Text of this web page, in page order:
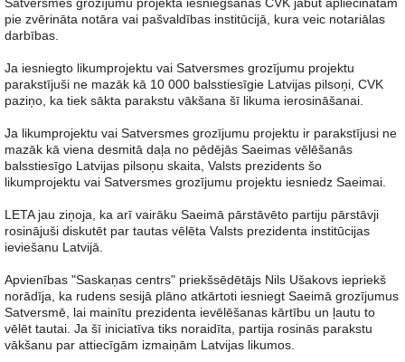
pie zvērināta notāra vai pašvaldības institūcijā, kura veic notariālas
darbības.
Ja iesniegto likumprojektu vai Satversmes grozījumu projektu
parakstījuši ne mazāk kā 10 000 balsstiesīgie Latvijas pilsoņi, CVK
paziņo, ka tiek sākta parakstu vākšana šī likuma ierosināšanai.
Ja likumprojektu vai Satversmes grozījumu projektu ir parakstījusi ne
mazāk kā viena desmitā daļa no pēdējās Saeimas vēlēšanās
balsstiesīgo Latvijas pilsoņu skaita, Valsts prezidents šo
likumprojektu vai Satversmes grozījumu projektu iesniedz Saeimai.
LETA jau ziņoja, ka arī vairāku Saeimā pārstāvēto partiju pārstāvji
rosinājuši diskutēt par tautas vēlēta Valsts prezidenta institūcijas
ieviešanu Latvijā.
Apvienības "Saskaņas centrs" priekšsēdētājs Nils Ušakovs iepriekš
norādīja, ka rudens sesijā plāno atkārtoti iesniegt Saeimā grozījumus
Satversmē, lai mainītu prezidenta ievēlēšanas kārtību un ļautu to
vēlēt tautai. Ja šī iniciatīva tiks noraidīta, partija rosinās parakstu
vākšanu par attiecīgām izmaiņām Latvijas likumos.